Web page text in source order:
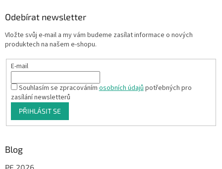
Odebírat newsletter
Vložte svůj e-mail a my vám budeme zasílat informace o nových
produktech na našem e-shopu.
E-mail
Souhlasím se zpracovánímosobních údajůpotřebných pro
zasílání newsletterů
PŘIHLÁSIT SE
Blog
PF 2026